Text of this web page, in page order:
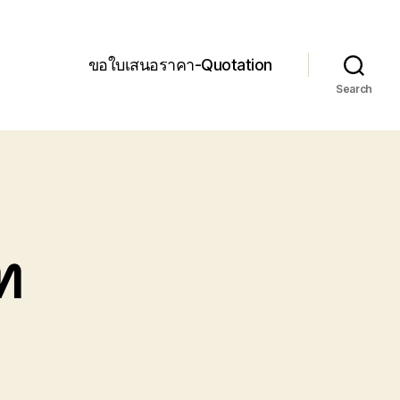
ขอใบเสนอราคา-Quotation
Search